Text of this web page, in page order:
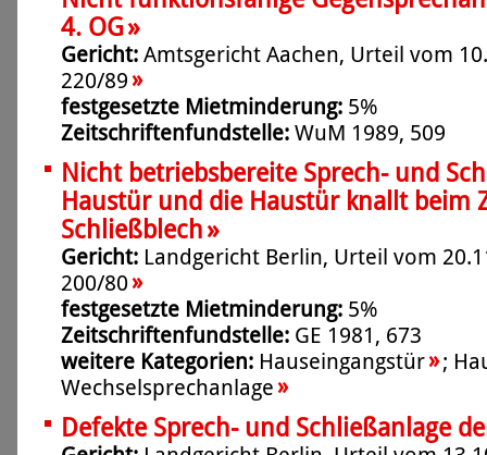
4. OG»
Gericht: Amtsgericht Aachen, Urteil vom
220/89»
festgesetzte Mietminderung: 5%
Zeitschriftenfundstelle: WuM 1989, 509
Nicht betriebsbereite Sprech- und
Haustür und die Haustür knallt beim
Schließblech»
Gericht: Landgericht Berlin, Urteil vom
200/80»
festgesetzte Mietminderung: 5%
Zeitschriftenfundstelle: GE 1981, 673
weitere Kategorien: Hauseingangstür»;
Wechselsprechanlage»
Defekte Sprech- und Schließanlage